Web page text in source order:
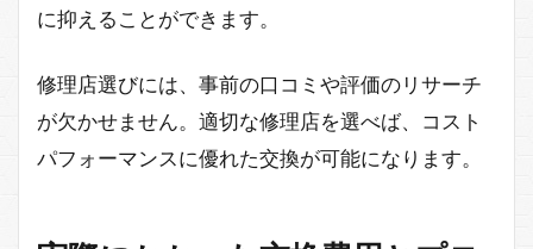
に抑えることができます。
修理店選びには、事前の口コミや評価のリサーチ
が欠かせません。適切な修理店を選べば、コスト
パフォーマンスに優れた交換が可能になります。